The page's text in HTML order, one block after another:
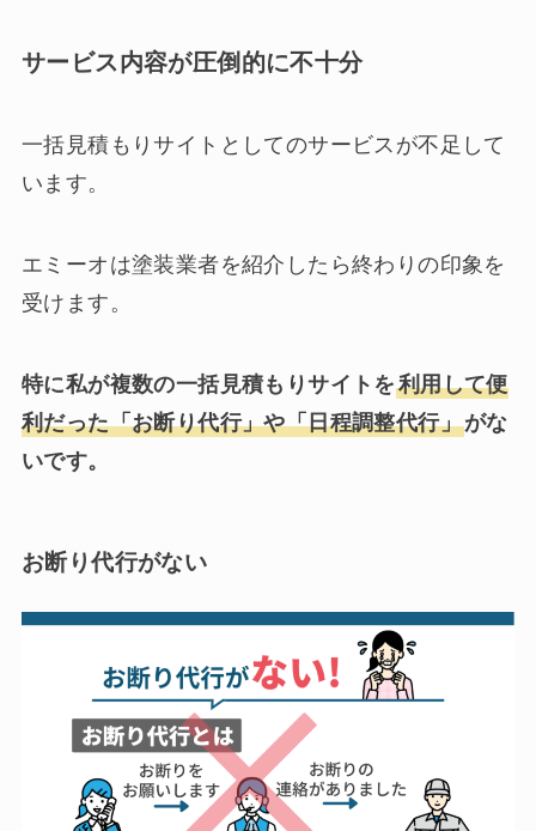
サービス内容が圧倒的に不十分
一括見積もりサイトとしてのサービスが不足して
います。
エミーオは塗装業者を紹介したら終わりの印象を
受けます。
特に私が複数の一括見積もりサイトを利用して便
利だった「お断り代行」や「日程調整代行」がな
いです。
お断り代行がない